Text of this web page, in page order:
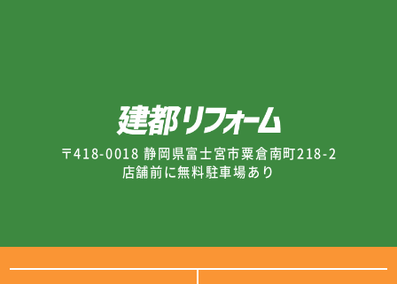
〒418-0018 静岡県富士宮市粟倉南町218-2
店舗前に無料駐車場あり